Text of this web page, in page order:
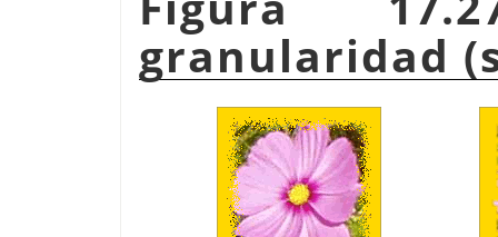
granularidad